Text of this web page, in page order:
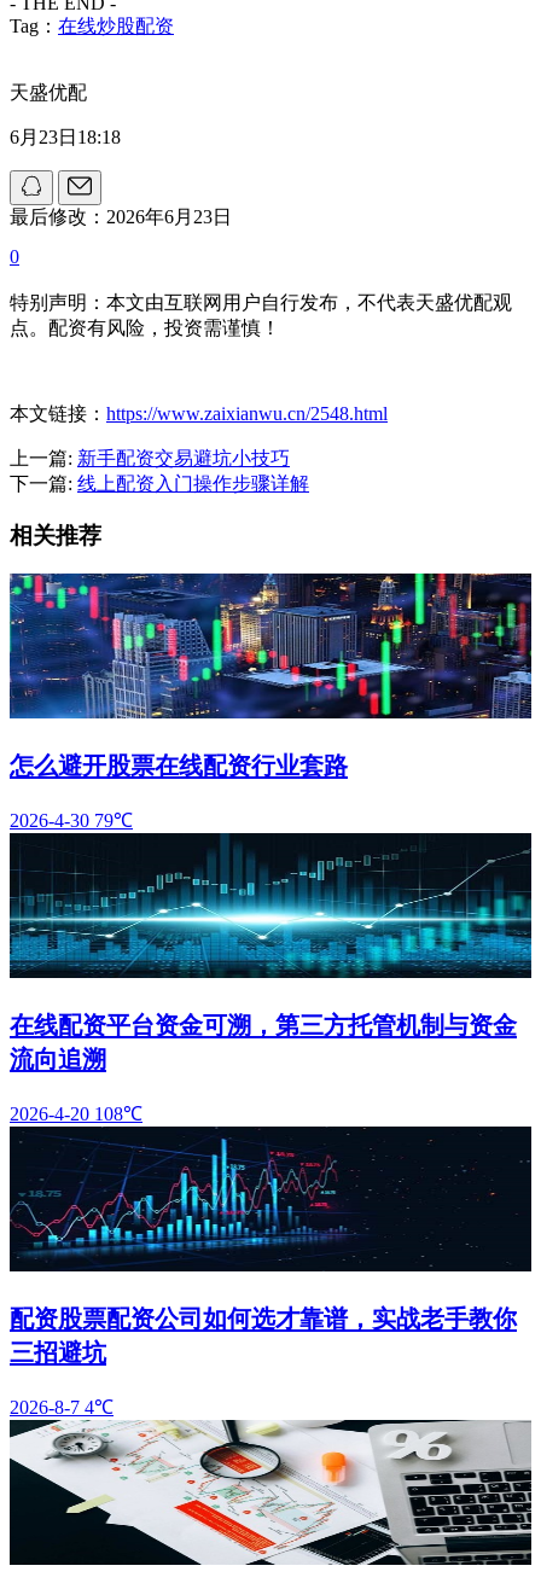
Tag： 在线炒股配资
天盛优配
6月23日18:18
最后修改：2026年6月23日
0
特别声明：本文由互联网用户自行发布，不代表天盛优配观
点。配资有风险，投资需谨慎！
本文链接： https://www.zaixianwu.cn/2548.html
上一篇: 新手配资交易避坑小技巧
下一篇: 线上配资入门操作步骤详解
相关推荐
怎么避开股票在线配资行业套路
2026-4-30 79℃
在线配资平台资金可溯，第三方托管机制与资金
流向追溯
2026-4-20 108℃
配资股票配资公司如何选才靠谱，实战老手教你
三招避坑
2026-8-7 4℃